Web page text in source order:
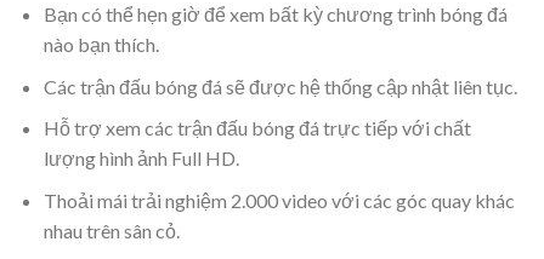
Bạn có thể hẹn giờ để xem bất kỳ chương trình bóng đá
nào bạn thích.
Các trận đấu bóng đá sẽ được hệ thống cập nhật liên tục.
Hỗ trợ xem các trận đấu bóng đá trực tiếp với chất
lượng hình ảnh Full HD.
Thoải mái trải nghiệm 2.000 video với các góc quay khác
nhau trên sân cỏ.